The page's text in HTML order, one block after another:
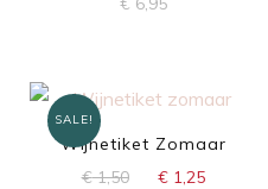
SALE!
Wijnetiket Zomaar
€1,50
Oorspronkelijke
€1,25